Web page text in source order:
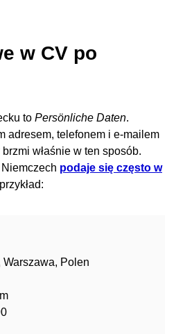
w CV po
to Persönliche Daten.
adresem, telefonem i e-mailem
właśnie w ten sposób.
podaje się często w
Warszawa, Polen